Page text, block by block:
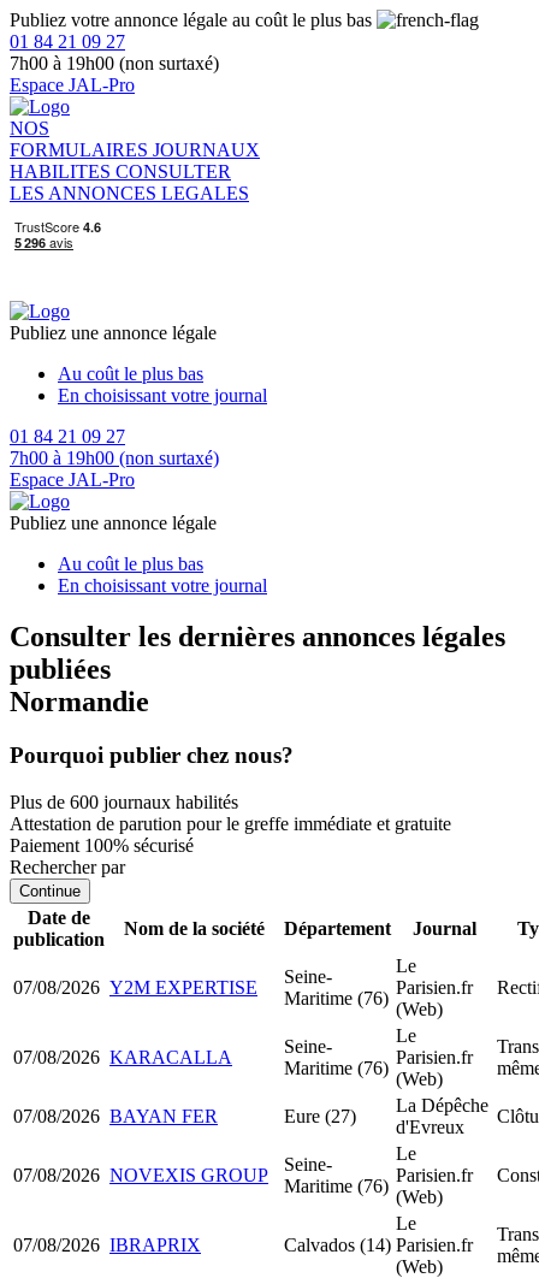
Publiez votre annonce légale au coût le plus bas
01 84 21 09 27
7h00 à 19h00 (non surtaxé)
Espace JAL-Pro
NOS
FORMULAIRES JOURNAUX
HABILITES CONSULTER
LES ANNONCES LEGALES
Publiez une annonce légale
Au coût le plus bas
En choisissant votre journal
01 84 21 09 27
7h00 à 19h00 (non surtaxé)
Espace JAL-Pro
Publiez une annonce légale
Au coût le plus bas
En choisissant votre journal
Consulter les dernières annonces légales
publiées
Normandie
Pourquoi publier chez nous?
Plus de 600 journaux habilités
Attestation de parution pour le greffe immédiate et gratuite
Paiement 100% sécurisé
Rechercher par
Continue
Date de
publication
Nom de la société Département Journal
07/08/2026 Y2M EXPERTISE
Seine-
Maritime (76)
Le
Parisien.fr
(Web)
07/08/2026 KARACALLA
Seine-
Maritime (76)
Le
Parisien.fr
(Web)
07/08/2026 BAYAN FER Eure (27)
La Dépêche
d'Evreux
07/08/2026 NOVEXIS GROUP
Seine-
Maritime (76)
Le
Parisien.fr
(Web)
07/08/2026 IBRAPRIX Calvados (14)
Le
Parisien.fr
(Web)